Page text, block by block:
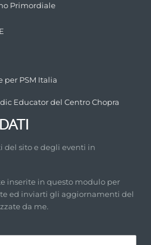
Primordiale
per PSM Italia
Educator del Centro Chopra
del sito e degli eventi in
inserite in questo modulo per
ed inviarti gli aggiornamenti del
da me.